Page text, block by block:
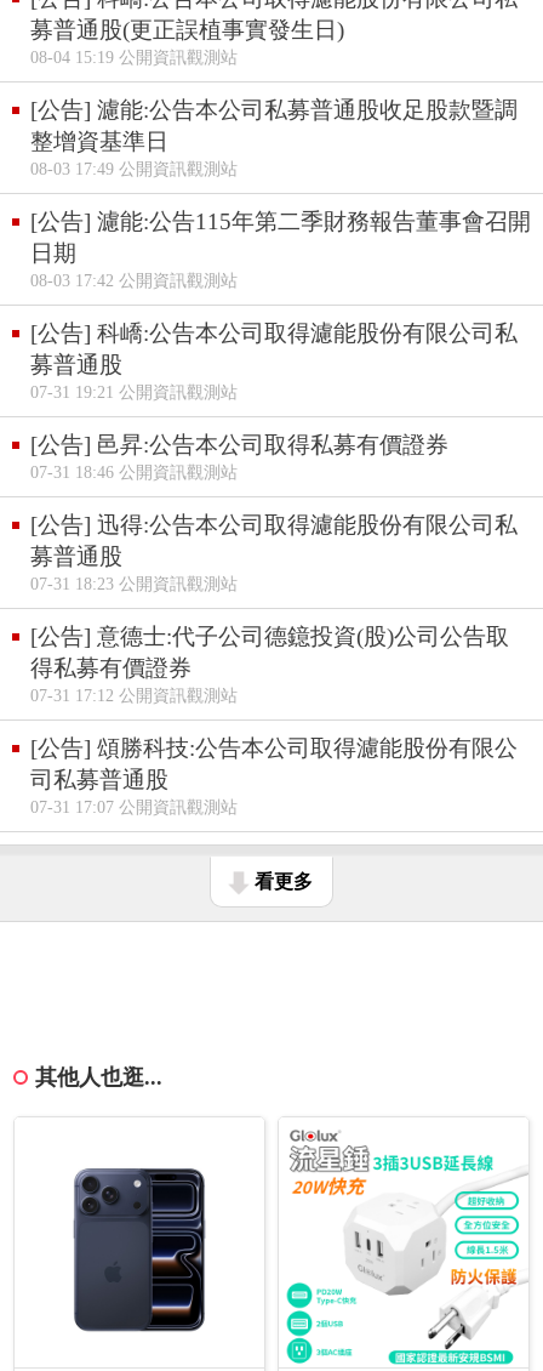
募普通股(更正誤植事實發生日)
08-04 15:19 公開資訊觀測站
[公告] 濾能:公告本公司私募普通股收足股款暨調
整增資基準日
08-03 17:49 公開資訊觀測站
[公告] 濾能:公告115年第二季財務報告董事會召開
日期
08-03 17:42 公開資訊觀測站
[公告] 科嶠:公告本公司取得濾能股份有限公司私
募普通股
07-31 19:21 公開資訊觀測站
[公告] 邑昇:公告本公司取得私募有價證券
07-31 18:46 公開資訊觀測站
[公告] 迅得:公告本公司取得濾能股份有限公司私
募普通股
07-31 18:23 公開資訊觀測站
[公告] 意德士:代子公司德鐿投資(股)公司公告取
得私募有價證券
07-31 17:12 公開資訊觀測站
[公告] 頌勝科技:公告本公司取得濾能股份有限公
司私募普通股
07-31 17:07 公開資訊觀測站
看更多
其他人也逛...